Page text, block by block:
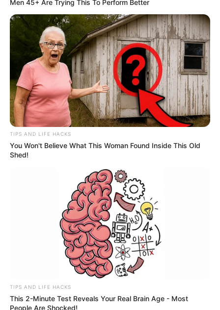
Men 45+ Are Trying This To Perform Better
TIPS AND LIFE HACKS
You Won't Believe What This Woman Found Inside This Old
Shed!
TIPS AND LIFE HACKS
This 2-Minute Test Reveals Your Real Brain Age - Most
People Are Shocked!